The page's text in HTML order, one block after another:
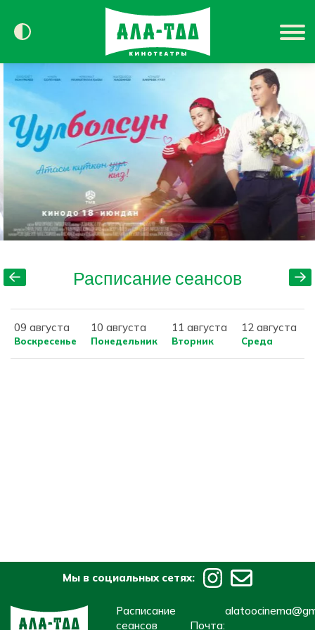
Сегодня в кино
Расписание
Контакты
Расписание сеансов
09 августа
Воскресенье
10 августа
Понедельник
11 августа
Вторник
12 августа
Среда
Мы в социальных сетях:
Расписание
сеансов
Почта: